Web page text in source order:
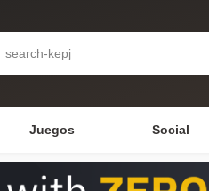
Juegos Social